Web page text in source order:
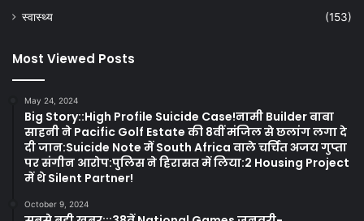
स्वास्थ्य
(153)
Most Viewed Posts
May 24, 2024
Big Story::High Profile Suicide Case!नामी Builder बाबा
साहनी ने Pacific Golf Estate की 8वीं मंजिल से छलांग लगा दे
दी जान:Suicide Note में South Africa वाले चर्चित अजय गुप्ता
पर संगीन आरोप:पुलिस ने हिरासत में लिया:2 Housing Project
में थे Silent Partner!
October 9, 2024